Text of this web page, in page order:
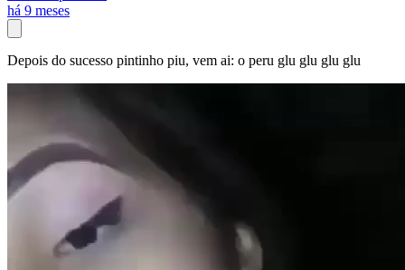
há 9 meses
Depois do sucesso pintinho piu, vem ai: o peru glu glu glu glu